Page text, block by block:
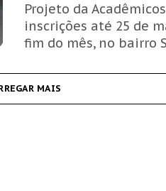
Projeto da
inscrições até 25 de
fim do mês, no bairro
MAIS